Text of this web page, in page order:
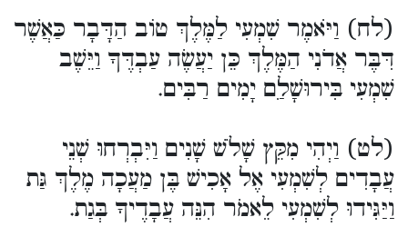
(לח) וַיֹּאמֶר שִׁמְעִי לַמֶּלֶךְ טוֹב הַדָּבָר כַּאֲשֶׁר
דִּבֶּר אֲדֹנִי הַמֶּלֶךְ כֵּן יַעֲשֶׂה עַבְדֶּךָ וַיֵּשֶׁב
שִׁמְעִי בִּירוּשָׁלַ‍ִם יָמִים רַבִּים.
(לט) וַיְהִי מִקֵּץ שָׁלֹשׁ שָׁנִים וַיִּבְרְחוּ שְׁנֵי
עֲבָדִים לְשִׁמְעִי אֶל אָכִישׁ בֶּן מַעֲכָה מֶלֶךְ גַּת
וַיַּגִּידוּ לְשִׁמְעִי לֵאמֹר הִנֵּה עֲבָדֶיךָ בְּגַת.